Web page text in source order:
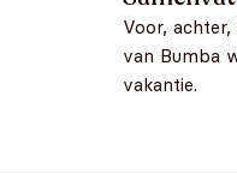
Voor,
van Bumba
vakantie.